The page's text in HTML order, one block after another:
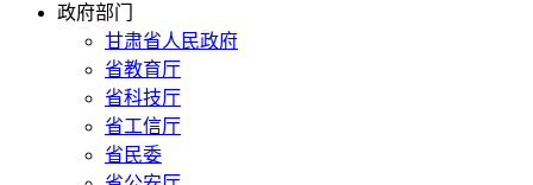
政府部门
甘肃省人民政府
省教育厅
省科技厅
省工信厅
省民委